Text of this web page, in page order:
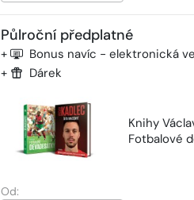
Půlroční předplatné
+ Bonus navíc - elektronická
+ Dárek
Knihy
Fotbalové
Od: